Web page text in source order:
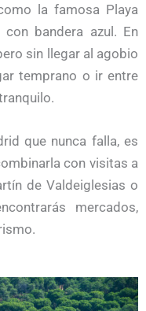
la famosa Playa
bandera azul. En
sin llegar al agobio
temprano o ir entre
que nunca falla, es
con visitas a
de Valdeiglesias o
mercados,